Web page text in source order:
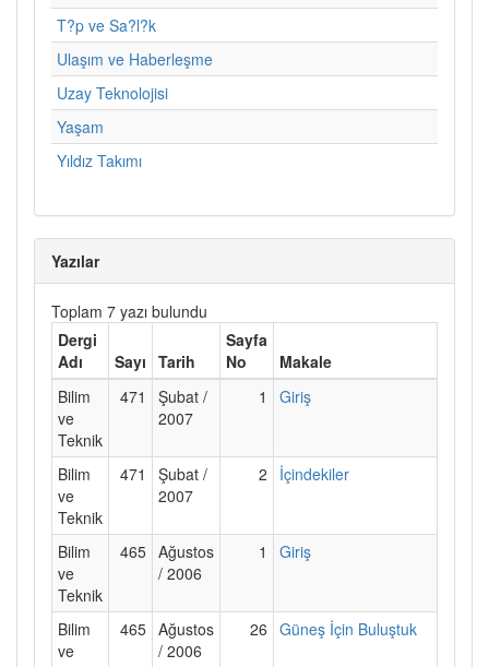
T?p ve Sa?l?k
Ulaşım ve Haberleşme
Uzay Teknolojisi
Yaşam
Yıldız Takımı
Yazılar
Toplam 7 yazı bulundu
Dergi
Adı
Sayı Tarih
Sayfa
No
Makale
Bilim
ve
Teknik
471
Şubat /
2007
1 Giriş
Bilim
ve
Teknik
471
Şubat /
2007
2 İçindekiler
Bilim
ve
Teknik
465 Ağustos
/ 2006
1 Giriş
Bilim
ve
465 Ağustos
/ 2006
26 Güneş İçin Buluştuk